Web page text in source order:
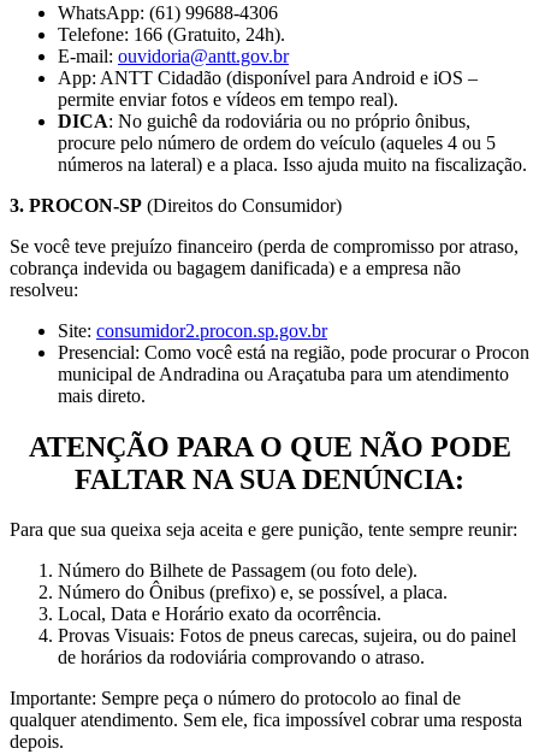
WhatsApp: (61) 99688-4306
Telefone: 166 (Gratuito, 24h).
E-mail: ouvidoria@antt.gov.br
App: ANTT Cidadão (disponível para Android e iOS –
permite enviar fotos e vídeos em tempo real).
DICA: No guichê da rodoviária ou no próprio ônibus,
procure pelo número de ordem do veículo (aqueles 4 ou 5
números na lateral) e a placa. Isso ajuda muito na fiscalização.
3. PROCON-SP (Direitos do Consumidor)
Se você teve prejuízo financeiro (perda de compromisso por atraso,
cobrança indevida ou bagagem danificada) e a empresa não
resolveu:
Site: consumidor2.procon.sp.gov.br
Presencial: Como você está na região, pode procurar o Procon
municipal de Andradina ou Araçatuba para um atendimento
mais direto.
ATENÇÃO PARA O QUE NÃO PODE
FALTAR NA SUA DENÚNCIA:
Para que sua queixa seja aceita e gere punição, tente sempre reunir:
Número do Bilhete de Passagem (ou foto dele).
Número do Ônibus (prefixo) e, se possível, a placa.
Local, Data e Horário exato da ocorrência.
Provas Visuais: Fotos de pneus carecas, sujeira, ou do painel
de horários da rodoviária comprovando o atraso.
Importante: Sempre peça o número do protocolo ao final de
qualquer atendimento. Sem ele, fica impossível cobrar uma resposta
depois.